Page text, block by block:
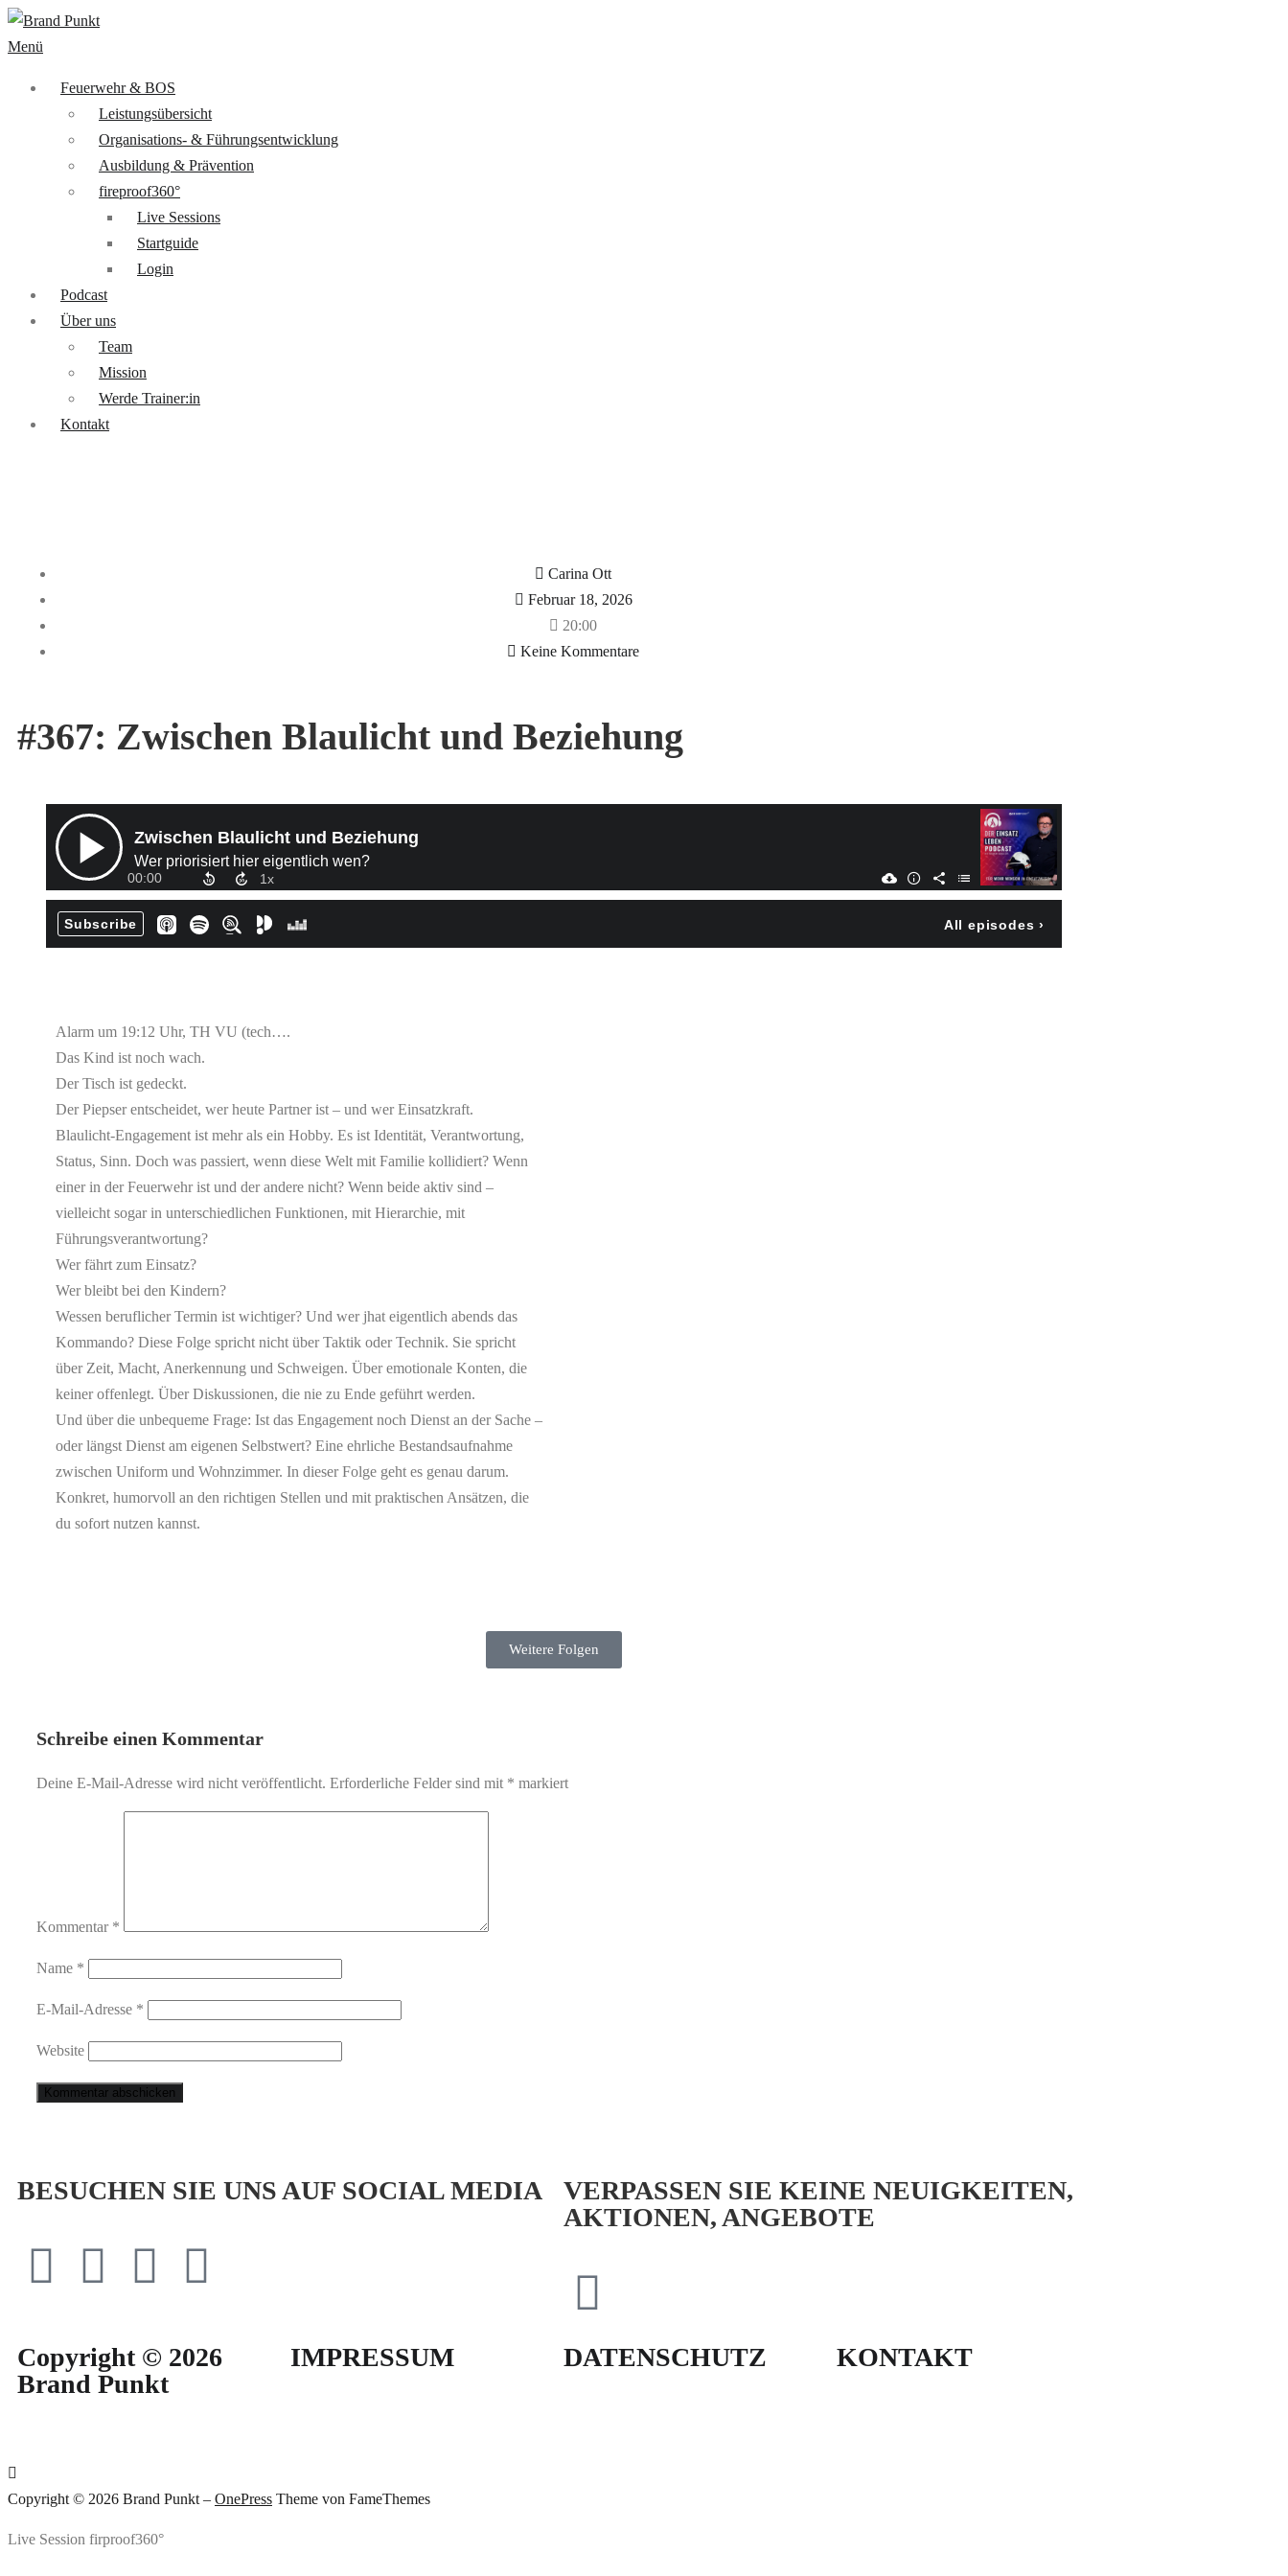
Menü
Feuerwehr & BOS
Leistungsübersicht
Organisations- & Führungsentwicklung
Ausbildung & Prävention
fireproof360°
Live Sessions
Startguide
Login
Podcast
Über uns
Team
Mission
Werde Trainer:in
Kontakt
Carina Ott
Februar 18, 2026
20:00
Keine Kommentare
#367: Zwischen Blaulicht und Beziehung
Alarm um 19:12 Uhr, TH VU (tech….
Das Kind ist noch wach.
Der Tisch ist gedeckt.
Der Piepser entscheidet, wer heute Partner ist – und wer Einsatzkraft.
Blaulicht-Engagement ist mehr als ein Hobby. Es ist Identität, Verantwortung,
Status, Sinn. Doch was passiert, wenn diese Welt mit Familie kollidiert? Wenn
einer in der Feuerwehr ist und der andere nicht? Wenn beide aktiv sind –
vielleicht sogar in unterschiedlichen Funktionen, mit Hierarchie, mit
Führungsverantwortung?
Wer fährt zum Einsatz?
Wer bleibt bei den Kindern?
Wessen beruflicher Termin ist wichtiger? Und wer jhat eigentlich abends das
Kommando? Diese Folge spricht nicht über Taktik oder Technik. Sie spricht
über Zeit, Macht, Anerkennung und Schweigen. Über emotionale Konten, die
keiner offenlegt. Über Diskussionen, die nie zu Ende geführt werden.
Und über die unbequeme Frage: Ist das Engagement noch Dienst an der Sache –
oder längst Dienst am eigenen Selbstwert? Eine ehrliche Bestandsaufnahme
zwischen Uniform und Wohnzimmer. In dieser Folge geht es genau darum.
Konkret, humorvoll an den richtigen Stellen und mit praktischen Ansätzen, die
du sofort nutzen kannst.
Weitere Folgen
Schreibe einen Kommentar
Deine E-Mail-Adresse wird nicht veröffentlicht. Erforderliche Felder sind mit * markiert
Kommentar *
Name *
E-Mail-Adresse *
Website
BESUCHEN SIE UNS AUF SOCIAL MEDIA
VERPASSEN SIE KEINE NEUIGKEITEN,
AKTIONEN, ANGEBOTE
Copyright © 2026
Brand Punkt
IMPRESSUM DATENSCHUTZ KONTAKT
Copyright © 2026 Brand Punkt – OnePress Theme von FameThemes
Live Session firproof360°